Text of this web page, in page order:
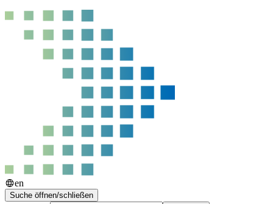
en
Suche öffnen/schließen